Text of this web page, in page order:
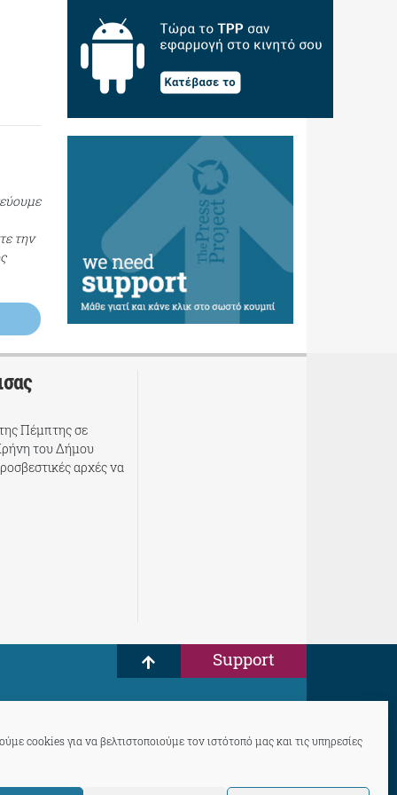
cookies για να βελτιστοποιούμε τον ιστότοπό μας και τις υπηρεσίες
την
Πέμπτης σε
του Δήμου
αρχές να
Support